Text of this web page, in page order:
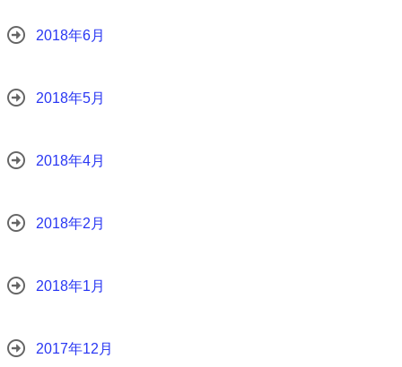
2018年6月
2018年5月
2018年4月
2018年2月
2018年1月
2017年12月